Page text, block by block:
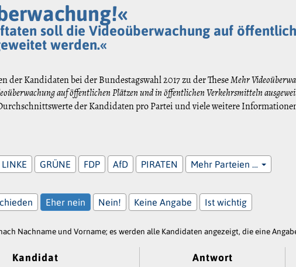
soll die Videoüberwachung auf
werden.«
der Kandidaten bei der Bundestagswahl 2017 zu der TheseMehr
auf öffentlichen Plätzen und in öffentlichen Verkehrsmitteln
der Kandidaten pro Partei und viele weitere
GRÜNE FDP AfD PIRATEN Mehr Parteien …
Eher nein Nein! Keine Angabe Ist wichtig
Nachname und Vorname; es werden alle Kandidaten angezeigt, die eine
Kandidat Antwort